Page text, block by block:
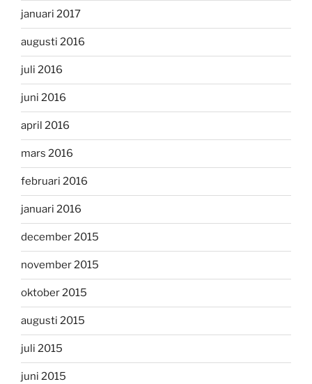
januari 2017
augusti 2016
juli 2016
juni 2016
april 2016
mars 2016
februari 2016
januari 2016
december 2015
november 2015
oktober 2015
augusti 2015
juli 2015
juni 2015